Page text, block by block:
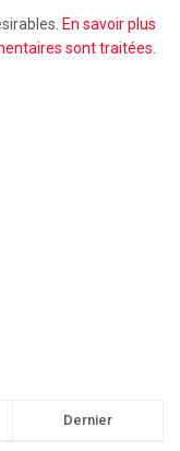
En savoir plus
sont traitées.
Dernier